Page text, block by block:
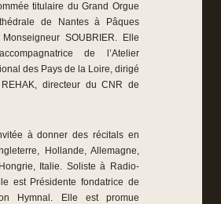
titulaire du Grand Orgue
de Nantes à Pâques
SOUBRIER. Elle
de l’Atelier
des Pays de la Loire, dirigé
directeur du CNR de
à donner des récitals en
Hollande, Allemagne,
Italie. Soliste à Radio-
est Présidente fondatrice de
Hymnal. Elle est promue